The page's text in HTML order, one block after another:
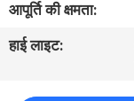
समाचार
आपूर्ति की क्षमता:
हाई लाइट: